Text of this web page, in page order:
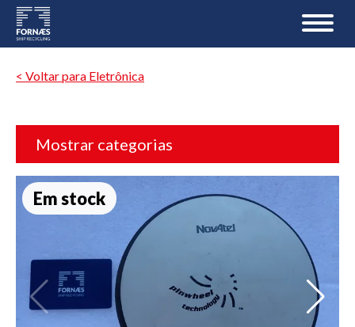
< Voltar para Eletrônica
Mostrar categorias
Em stock